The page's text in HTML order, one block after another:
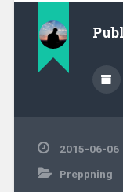
nu,…
2015-06-06
Preppning